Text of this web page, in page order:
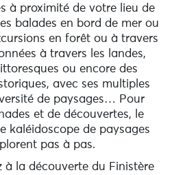
à proximité de votre lieu de
balades en bord de mer ou
en forêt ou à travers
à travers les landes,
ou encore des
avec ses multiples
de paysages… Pour
et de découvertes, le
kaléidoscope de paysages
pas à pas.
à la découverte du Finistère